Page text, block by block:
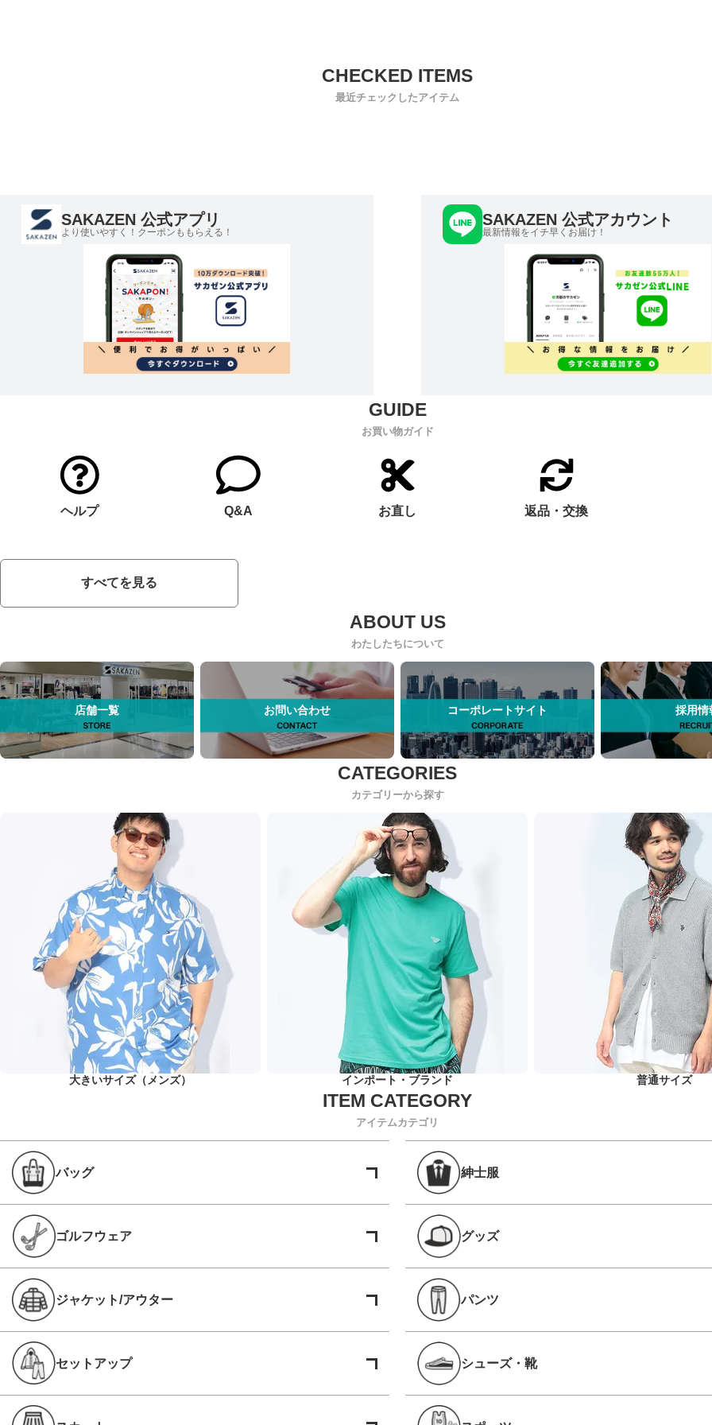
最近チェックしたアイテム
SAKAZEN 公式アプリ
より使いやすく！クーポンももらえる！
SAKAZEN 公式アカウント
最新情報をイチ早くお届け！
お買い物ガイド
ヘルプ Q&A お直し 返品・交換
すべてを見る
わたしたちについて
店舗一覧 お問い合わせ コーポレートサイト 採用情
カテゴリーから探す
大きいサイズ（メンズ） インポート・ブランド 普通サイズ
アイテムカテゴリ
バッグ 紳士服
ゴルフウェア グッズ
ジャケット/アウター パンツ
セットアップ シューズ・靴